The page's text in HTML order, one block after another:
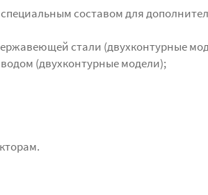
составом для
стали (двухконтурные
(двухконтурные модели);